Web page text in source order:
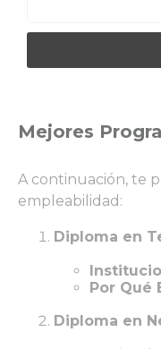
Mejores
A continuación, te
empleabilidad:
Diploma en
Por Qué
Diploma en